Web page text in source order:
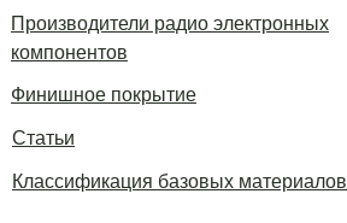
Статьи
Классификация базовых материалов
Финишное покрытие
Производители радио электронных
компонентов